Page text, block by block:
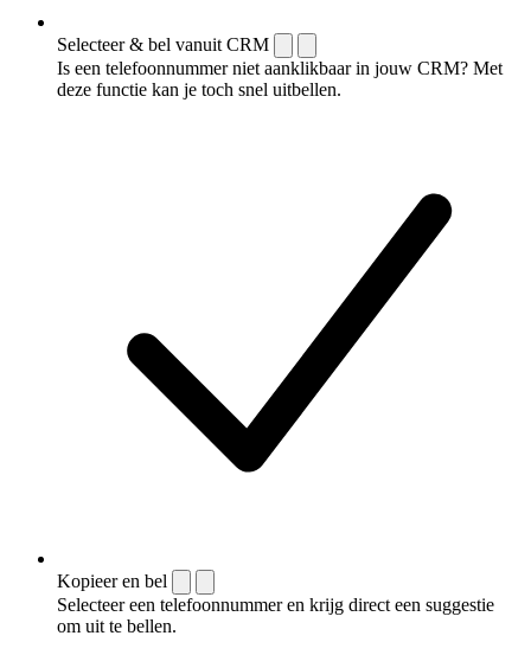
Selecteer & bel vanuit CRM
Is een telefoonnummer niet aanklikbaar in jouw CRM? Met
deze functie kan je toch snel uitbellen.
Kopieer en bel
Selecteer een telefoonnummer en krijg direct een suggestie
om uit te bellen.